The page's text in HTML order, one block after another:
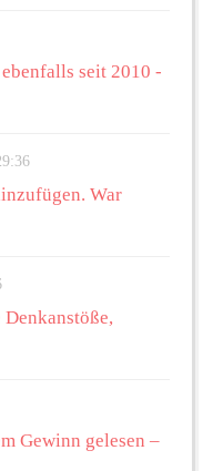
seit 2010 -
War
Gewinn gelesen –